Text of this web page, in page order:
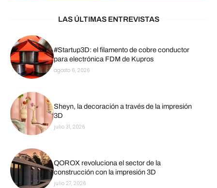
LAS ÚLTIMAS ENTREVISTAS
#Startup3D: el filamento de cobre conductor
para electrónica FDM de Kupros
agosto 6, 2026
Sheyn, la decoración a través de la impresión
3D
julio 31, 2026
QOROX revoluciona el sector de la
construcción con la impresión 3D
julio 27, 2026